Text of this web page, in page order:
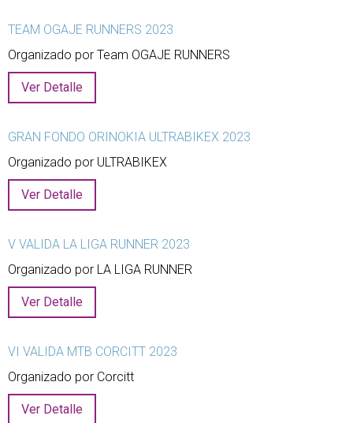
TEAM OGAJE RUNNERS 2023
Organizado por Team OGAJE RUNNERS
Ver Detalle
GRAN FONDO ORINOKIA ULTRABIKEX 2023
Organizado por ULTRABIKEX
Ver Detalle
V VALIDA LA LIGA RUNNER 2023
Organizado por LA LIGA RUNNER
Ver Detalle
VI VALIDA MTB CORCITT 2023
Organizado por Corcitt
Ver Detalle